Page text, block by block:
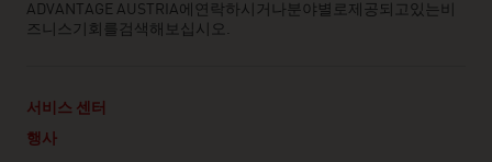
ADVANTAGE AUSTRIA에연락하시거나분야별로제공되고있는비
즈니스기회를검색해보십시오.
서비스 센터
행사